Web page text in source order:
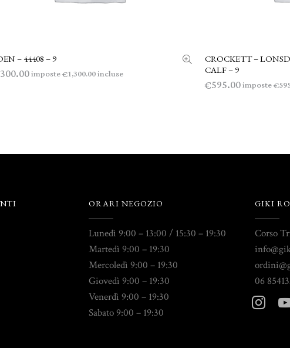
LEGGI TUTTO
– 44408 – 9
imposte€1,300.00incluse
CROCKETT –
CALF – 9
€595.00imposte€
ORARI NEGOZIO
Lunedì 9:00 – 13:00 / 15:30 – 19:30
Martedì 9:00 – 19:30
Mercoledì 9:00 – 19:30
Giovedì 9:00 – 19:30
Venerdì 9:00 – 19:30
Sabato 9:00 – 19:30
GIKI
Corso
06
instagram